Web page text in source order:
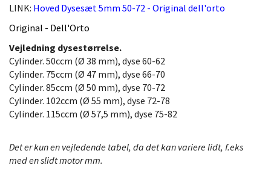
LINK: Hoved Dysesæt 5mm 50-72 - Original dell'orto
Original - Dell'Orto
Vejledning dysestørrelse.
Cylinder. 50ccm (Ø 38 mm), dyse 60-62
Cylinder. 75ccm (Ø 47 mm), dyse 66-70
Cylinder. 85ccm (Ø 50 mm), dyse 70-72
Cylinder. 102ccm (Ø 55 mm), dyse 72-78
Cylinder. 115ccm (Ø 57,5 mm), dyse 75-82
Det er kun en vejledende tabel, da det kan variere lidt, f.eks
med en slidt motor mm.